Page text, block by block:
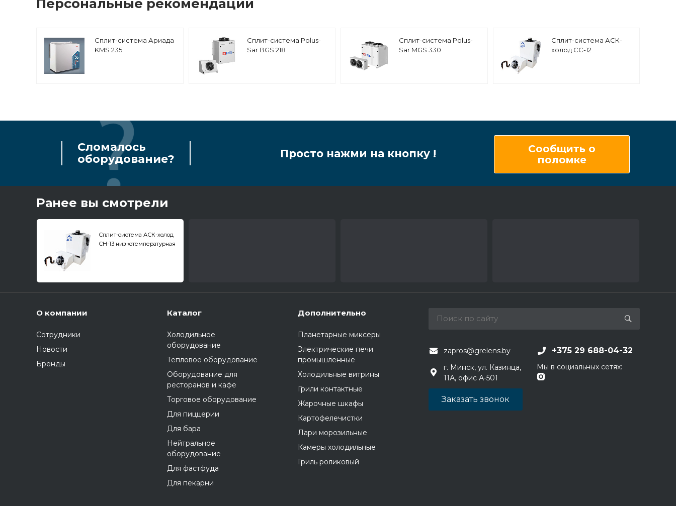
Персональные рекомендации
Сплит-система Ариада
KMS 235
Сплит-система Polus-
Sar BGS 218
Сплит-система Polus-
Sar MGS 330
Сплит-система АСК-
холод СС-12
Сломалось
оборудование?
Просто нажми на кнопку !
Сообщить о
поломке
Ранее вы смотрели
Сплит-система АСК-холод
СН-13 низкотемпературная
О компании
Сотрудники
Новости
Бренды
Каталог
Холодильное
оборудование
Тепловое оборудование
Оборудование для
ресторанов и кафе
Торговое оборудование
Для пиццерии
Для бара
Нейтральное
оборудование
Для фастфуда
Для пекарни
Дополнительно
Планетарные миксеры
Электрические печи
промышленные
Холодильные витрины
Грили контактные
Жарочные шкафы
Картофелечистки
Лари морозильные
Камеры холодильные
Гриль роликовый
zapros@grelens.by +375 29 688-04-32
г. Минск, ул. Казинца,
11А, офис А-501
Мы в социальных сетях:
Заказать звонок